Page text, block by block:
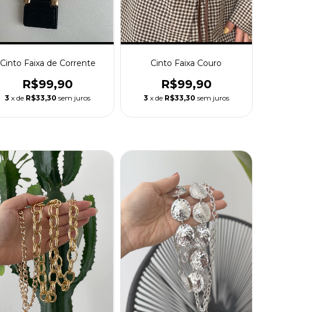
Cinto Faixa de Corrente
R$99,90
3 x de R$33,30 sem juros
Cinto Faixa Couro
R$99,90
3 x de R$33,30 sem juros